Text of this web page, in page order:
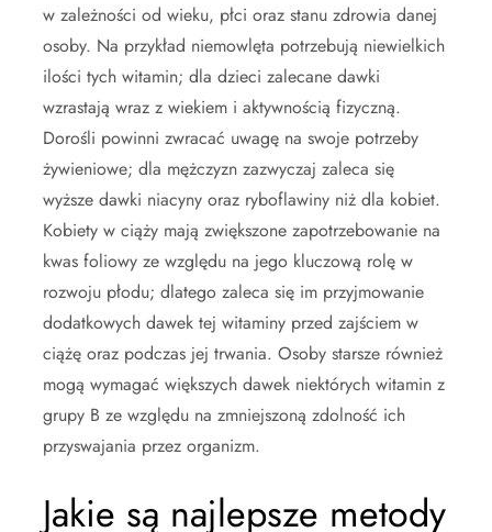
w zależności od wieku, płci oraz stanu zdrowia danej
osoby. Na przykład niemowlęta potrzebują niewielkich
ilości tych witamin; dla dzieci zalecane dawki
wzrastają wraz z wiekiem i aktywnością fizyczną.
Dorośli powinni zwracać uwagę na swoje potrzeby
żywieniowe; dla mężczyzn zazwyczaj zaleca się
wyższe dawki niacyny oraz ryboflawiny niż dla kobiet.
Kobiety w ciąży mają zwiększone zapotrzebowanie na
kwas foliowy ze względu na jego kluczową rolę w
rozwoju płodu; dlatego zaleca się im przyjmowanie
dodatkowych dawek tej witaminy przed zajściem w
ciążę oraz podczas jej trwania. Osoby starsze również
mogą wymagać większych dawek niektórych witamin z
grupy B ze względu na zmniejszoną zdolność ich
przyswajania przez organizm.
Jakie są najlepsze metody